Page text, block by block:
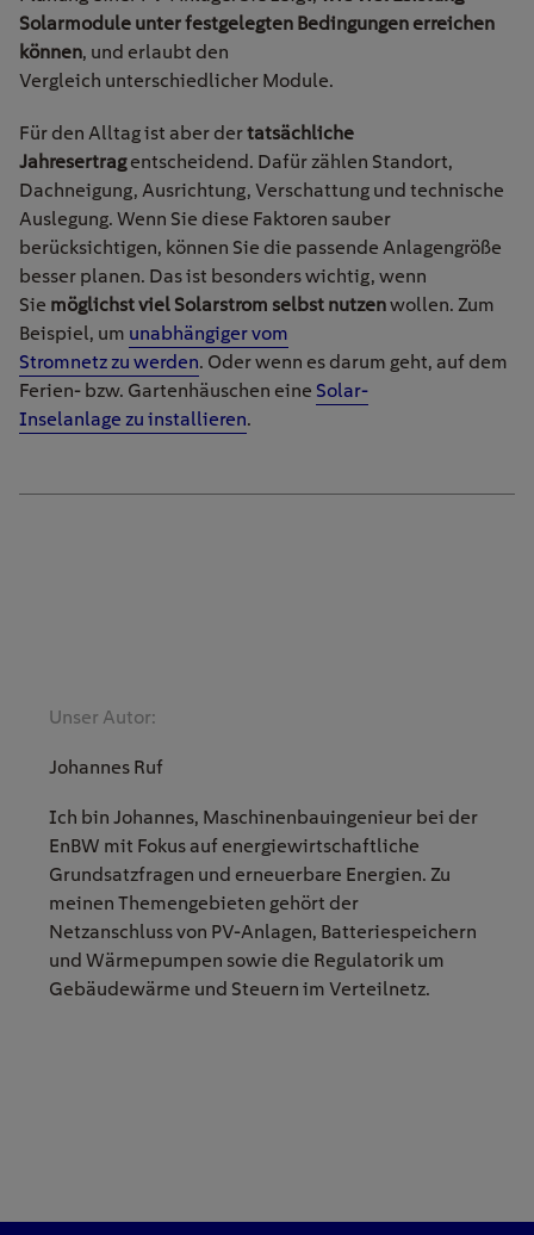
Solarmodule unter festgelegten Bedingungen erreichen
können, und erlaubt den
Vergleich unterschiedlicher Module.
Für den Alltag ist aber dertatsächliche
Jahresertragentscheidend. Dafür zählen Standort,
Dachneigung, Ausrichtung, Verschattung und technische
Auslegung. Wenn Sie diese Faktoren sauber
berücksichtigen, können Sie die passende Anlagengröße
besser planen. Das ist besonders wichtig, wenn
Sie möglichst viel Solarstrom selbst nutzenwollen. Zum
Beispiel, um unabhängiger vom
Stromnetz zu werden. Oder wenn es darum geht, auf dem
Ferien- bzw. Gartenhäuschen eine Solar-
Inselanlage zu installieren.
Unser Autor:
Johannes Ruf
Ich bin Johannes, Maschinenbauingenieur bei der
EnBW mit Fokus auf energiewirtschaftliche
Grundsatzfragen und erneuerbare Energien. Zu
meinen Themengebieten gehört der
Netzanschluss von PV-Anlagen, Batteriespeichern
und Wärmepumpen sowie die Regulatorik um
Gebäudewärme und Steuern im Verteilnetz.